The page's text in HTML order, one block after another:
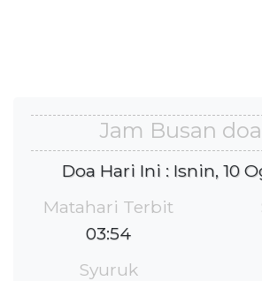
Jam Busan doa
Doa Hari Ini : Isnin, 10
Matahari Terbit
03:54
Syuruk